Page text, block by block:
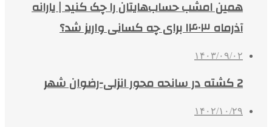
همین امشب حساب‌هایتان را چک کنید | یارانه
آذرماه ۱۴۰۳ برای چه کسانی واریز شد؟
۱۴۰۳/۰۹/۰۲
2 کشته در سانحه محور انزلی-رضوان شهر
۱۴۰۲/۱۰/۲۹